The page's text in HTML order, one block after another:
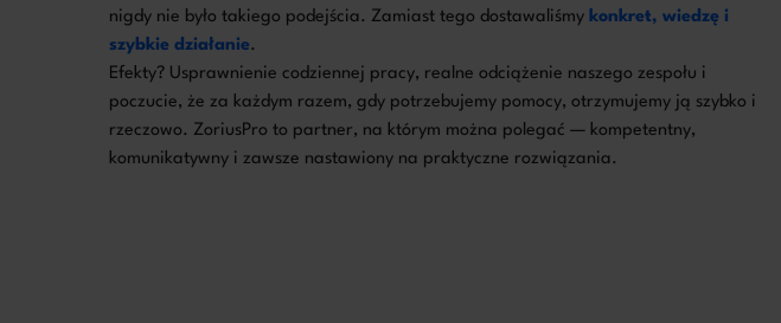
nigdy nie było takiego podejścia. Zamiast tego dostawaliśmy konkret, wiedzę i
szybkie działanie.
Efekty? Usprawnienie codziennej pracy, realne odciążenie naszego zespołu i
poczucie, że za każdym razem, gdy potrzebujemy pomocy, otrzymujemy ją szybko i
rzeczowo. ZoriusPro to partner, na którym można polegać — kompetentny,
komunikatywny i zawsze nastawiony na praktyczne rozwiązania.